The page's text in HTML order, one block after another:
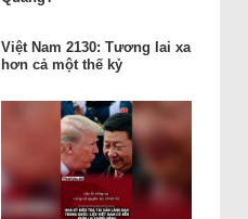
Việt Nam 2130: Tương lai xa
hơn cả một thế kỷ